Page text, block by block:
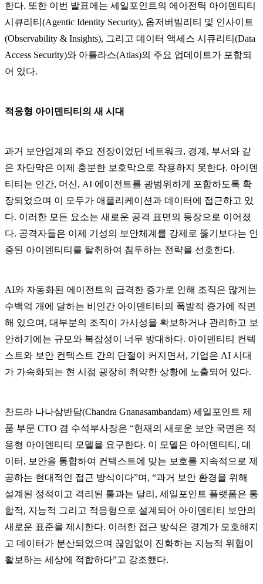
한다. 또한 이번 발표에는 세일포인트의 에이전틱 아이덴티티
시큐리티(Agentic Identity Security), 옵저버빌리티 및 인사이트
(Observability & Insights), 그리고 데이터 액세스 시큐리티(Data
Access Security)와 아틀라스(Atlas)의 주요 업데이트가 포함되
어 있다.
적응형 아이덴티티의 새 시대
과거 보안업계의 주요 전장이었던 네트워크, 경계, 부서와 같
은 차단막은 이제 충분한 보호막으로 작용하지 못한다. 아이덴
티티는 인간, 머신, AI 에이전트를 광범위하게 포함하도록 확
장되었으며 이 모두가 애플리케이션과 데이터에 접근하고 있
다. 이러한 모든 요소는 새로운 공격 표면의 등장으로 이어졌
다. 공격자들은 이제 기성의 보안체계를 강제로 뚫기보다는 인
증된 아이덴티티를 탈취하여 침투하는 전략을 선호한다.
AI와 자동화된 에이전트의 급격한 증가로 인해 조직은 많게는
수백억 개에 달하는 비인간 아이덴티티의 폭발적 증가에 직면
해 있으며, 대부분의 조직이 가시성을 확보하거나 관리하고 보
안하기에는 규모와 복잡성이 너무 방대하다. 아이덴티티 컨텍
스트와 보안 컨텍스트 간의 단절이 커지면서, 기업은 AI 시대
가 가속화되는 현 시점 굉장히 취약한 상황에 노출되어 있다.
찬드라 나나삼반담(Chandra Gnanasambandam) 세일포인트 제
품 부문 CTO 겸 수석부사장은 “현재의 새로운 보안 국면은 적
응형 아이덴티티 모델을 요구한다. 이 모델은 아이덴티티, 데
이터, 보안을 통합하여 컨텍스트에 맞는 보호를 지속적으로 제
공하는 현대적인 접근 방식이다”며, “과거 보안 환경을 위해
설계된 정적이고 격리된 툴과는 달리, 세일포인트 플랫폼은 통
합적, 지능적 그리고 적응형으로 설계되어 아이덴티티 보안의
새로운 표준을 제시한다. 이러한 접근 방식은 경계가 모호해지
고 데이터가 분산되었으며 끊임없이 진화하는 지능적 위협이
활보하는 세상에 적합하다”고 강조했다.